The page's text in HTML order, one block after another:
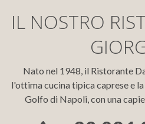
IL NOSTRO
Nato nel 1948, il Ristorante
l'ottima cucina tipica caprese e
Golfo di Napoli, con una